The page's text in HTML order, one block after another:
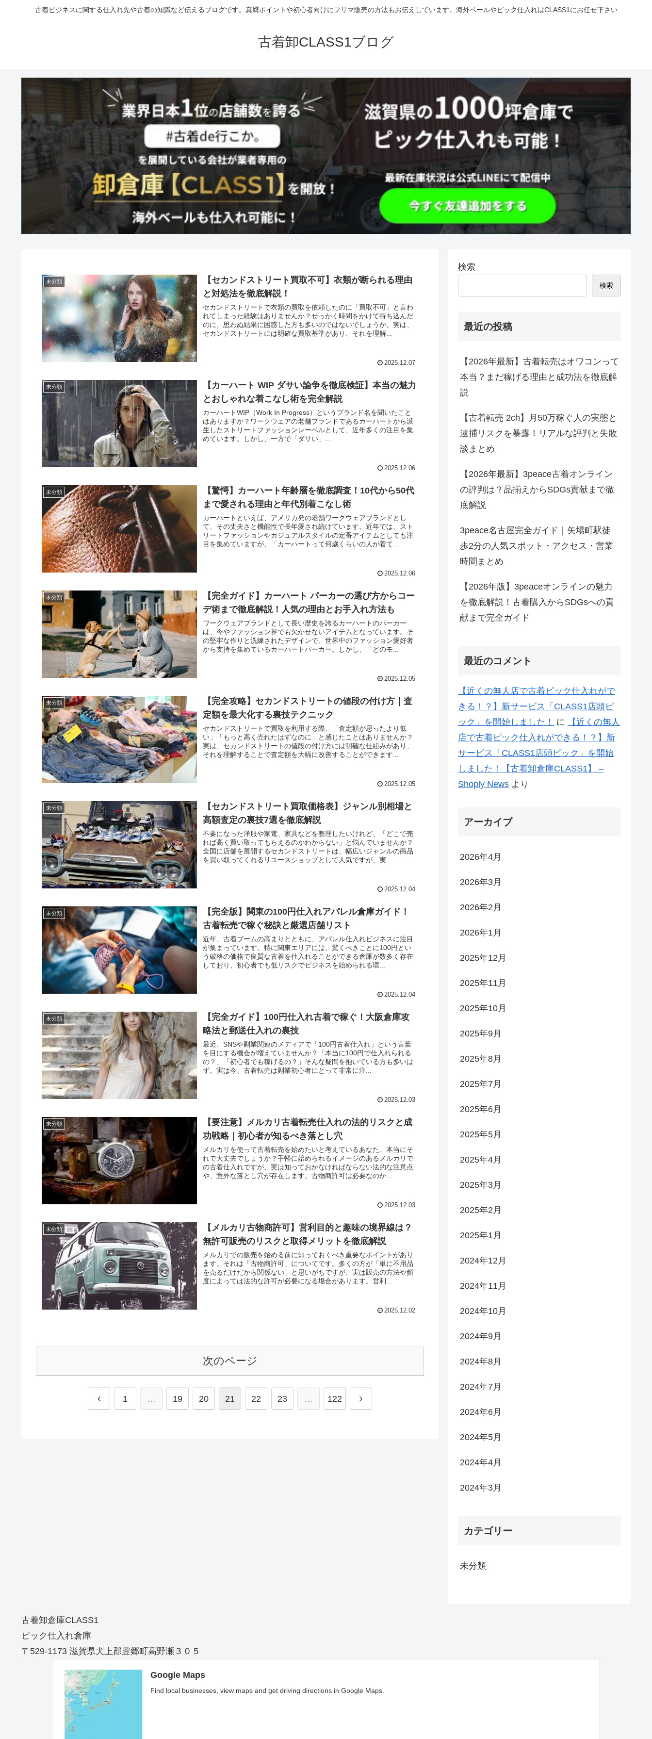
古着ビジネスに関する仕入れ先や古着の知識など伝えるブログです。真贋ポイントや初心者向けにフリマ販売の方法もお伝えしています。海外ベールやピック仕入れはCLASS1にお任せ下さい
古着卸CLASS1ブログ
未分類
【セカンドストリート買取不可】衣類が断られる理由
と対処法を徹底解説！
セカンドストリートで衣類の買取を依頼したのに「買取不可」と言わ
れてしまった経験はありませんか？せっかく時間をかけて持ち込んだ
のに、思わぬ結果に困惑した方も多いのではないでしょうか。実は、
セカンドストリートには明確な買取基準があり、それを理解...
2025.12.07
未分類
【カーハート WIP ダサい論争を徹底検証】本当の魅力
とおしゃれな着こなし術を完全解説
カーハートWIP（Work In Progress）というブランド名を聞いたこと
はありますか？ワークウェアの老舗ブランドであるカーハートから派
生したストリートファッションレーベルとして、近年多くの注目を集
めています。しかし、一方で「ダサい」...
2025.12.06
未分類
【驚愕】カーハート年齢層を徹底調査！10代から50代
まで愛される理由と年代別着こなし術
カーハートといえば、アメリカ発の老舗ワークウェアブランドとし
て、その丈夫さと機能性で長年愛され続けています。近年では、スト
リートファッションやカジュアルスタイルの定番アイテムとしても注
目を集めていますが、「カーハートって何歳くらいの人が着て...
2025.12.06
未分類
【完全ガイド】カーハート パーカーの選び方からコー
デ術まで徹底解説！人気の理由とお手入れ方法も
ワークウェアブランドとして長い歴史を誇るカーハートのパーカー
は、今やファッション界でも欠かせないアイテムとなっています。そ
の堅牢な作りと洗練されたデザインで、世界中のファッション愛好者
から支持を集めているカーハートパーカー。しかし、「どのモ...
2025.12.05
未分類
【完全攻略】セカンドストリートの値段の付け方｜査
定額を最大化する裏技テクニック
セカンドストリートで買取を利用する際、「査定額が思ったより低
い」「もっと高く売れたはずなのに」と感じたことはありませんか？
実は、セカンドストリートの値段の付け方には明確な仕組みがあり、
それを理解することで査定額を大幅に改善することができます...
2025.12.05
未分類
【セカンドストリート買取価格表】ジャンル別相場と
高額査定の裏技7選を徹底解説
不要になった洋服や家電、家具などを整理したいけれど、「どこで売
れば高く買い取ってもらえるのかわからない」と悩んでいませんか？
全国に店舗を展開するセカンドストリートは、幅広いジャンルの商品
を買い取ってくれるリユースショップとして人気ですが、実...
2025.12.04
未分類
【完全版】関東の100円仕入れアパレル倉庫ガイド！
古着転売で稼ぐ秘訣と厳選店舗リスト
近年、古着ブームの高まりとともに、アパレル仕入れビジネスに注目
が集まっています。特に関東エリアには、驚くべきことに100円とい
う破格の価格で良質な古着を仕入れることができる倉庫が数多く存在
しており、初心者でも低リスクでビジネスを始められる環...
2025.12.04
未分類
【完全ガイド】100円仕入れ古着で稼ぐ！大阪倉庫攻
略法と郵送仕入れの裏技
最近、SNSや副業関連のメディアで「100円古着仕入れ」という言葉
を目にする機会が増えていませんか？「本当に100円で仕入れられる
の？」「初心者でも稼げるの？」そんな疑問を抱いている方も多いは
ず。実は今、古着転売は副業初心者にとって非常に注...
2025.12.03
未分類
【要注意】メルカリ古着転売仕入れの法的リスクと成
功戦略｜初心者が知るべき落とし穴
メルカリを使って古着転売を始めたいと考えているあなた、本当にそ
れで大丈夫でしょうか？手軽に始められるイメージのあるメルカリで
の古着仕入れですが、実は知っておかなければならない法的な注意点
や、意外な落とし穴が存在します。古物商許可は必要なのか...
2025.12.03
未分類
【メルカリ古物商許可】営利目的と趣味の境界線は？
無許可販売のリスクと取得メリットを徹底解説
メルカリでの販売を始める前に知っておくべき重要なポイントがあり
ます。それは「古物商許可」についてです。多くの方が「単に不用品
を売るだけだから関係ない」と思いがちですが、実は販売の方法や頻
度によっては法的な許可が必要になる場合があります。営利...
2025.12.02
次のページ
前 1 … 19 20 21 22 23 … 122 次
検索
検索
最近の投稿
【2026年最新】古着転売はオワコンって
本当？まだ稼げる理由と成功法を徹底解
説
【古着転売 2ch】月50万稼ぐ人の実態と
逮捕リスクを暴露！リアルな評判と失敗
談まとめ
【2026年最新】3peace古着オンライン
の評判は？品揃えからSDGs貢献まで徹
底解説
3peace名古屋完全ガイド｜矢場町駅徒
歩2分の人気スポット・アクセス・営業
時間まとめ
【2026年版】3peaceオンラインの魅力
を徹底解説！古着購入からSDGsへの貢
献まで完全ガイド
最近のコメント
【近くの無人店で古着ピック仕入れがで
きる！？】新サービス「CLASS1店頭ピ
ック」を開始しました！
に
【近くの無人
店で古着ピック仕入れができる！？】新
サービス「CLASS1店頭ピック」を開始
しました！【古着卸倉庫CLASS1】 –
Shoply News より
アーカイブ
2026年4月
2026年3月
2026年2月
2026年1月
2025年12月
2025年11月
2025年10月
2025年9月
2025年8月
2025年7月
2025年6月
2025年5月
2025年4月
2025年3月
2025年2月
2025年1月
2024年12月
2024年11月
2024年10月
2024年9月
2024年8月
2024年7月
2024年6月
2024年5月
2024年4月
2024年3月
カテゴリー
未分類
古着卸倉庫CLASS1
ピック仕入れ倉庫
〒529-1173 滋賀県犬上郡豊郷町高野瀬３０５
Google Maps
Find local businesses, view maps and get driving directions in Google Maps.